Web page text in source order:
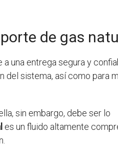
de gas
una entrega segura y
sistema, así como para
sin embargo, debe ser lo
es un fluido altamente